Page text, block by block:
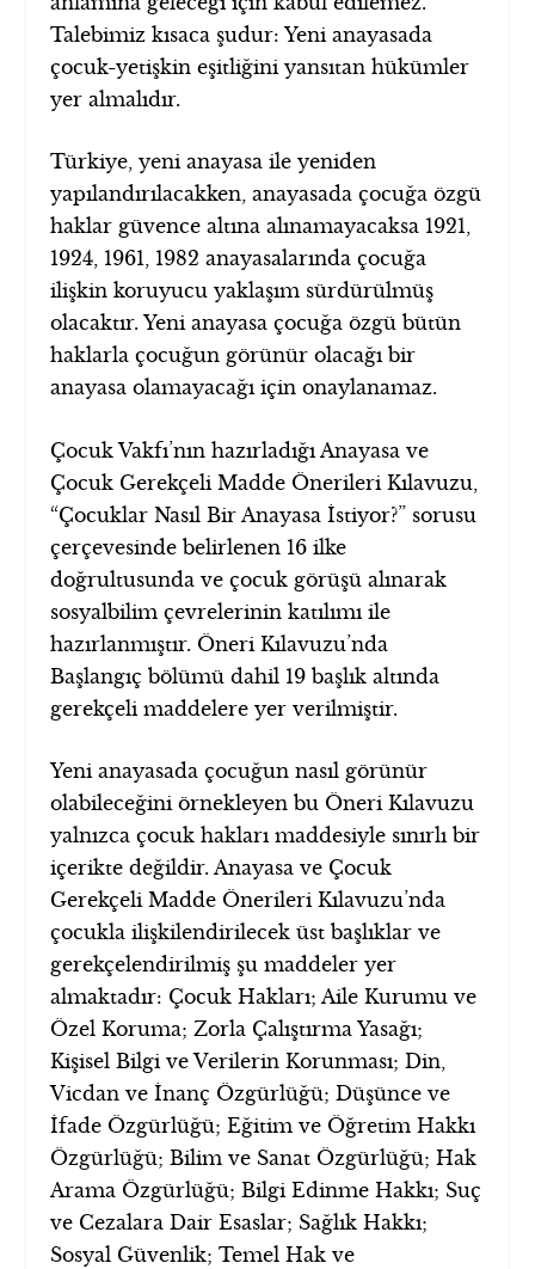
Talebimiz kısaca şudur: Yeni anayasada
çocuk-yetişkin eşitliğini yansıtan hükümler
yer almalıdır.
Türkiye, yeni anayasa ile yeniden
yapılandırılacakken, anayasada çocuğa özgü
haklar güvence altına alınamayacaksa 1921,
1924, 1961, 1982 anayasalarında çocuğa
ilişkin koruyucu yaklaşım sürdürülmüş
olacaktır. Yeni anayasa çocuğa özgü bütün
haklarla çocuğun görünür olacağı bir
anayasa olamayacağı için onaylanamaz.
Çocuk Vakfı’nın hazırladığı Anayasa ve
Çocuk Gerekçeli Madde Önerileri Kılavuzu,
“Çocuklar Nasıl Bir Anayasa İstiyor?” sorusu
çerçevesinde belirlenen 16 ilke
doğrultusunda ve çocuk görüşü alınarak
sosyalbilim çevrelerinin katılımı ile
hazırlanmıştır. Öneri Kılavuzu’nda
Başlangıç bölümü dahil 19 başlık altında
gerekçeli maddelere yer verilmiştir.
Yeni anayasada çocuğun nasıl görünür
olabileceğini örnekleyen bu Öneri Kılavuzu
yalnızca çocuk hakları maddesiyle sınırlı bir
içerikte değildir. Anayasa ve Çocuk
Gerekçeli Madde Önerileri Kılavuzu’nda
çocukla ilişkilendirilecek üst başlıklar ve
gerekçelendirilmiş şu maddeler yer
almaktadır: Çocuk Hakları; Aile Kurumu ve
Özel Koruma; Zorla Çalıştırma Yasağı;
Kişisel Bilgi ve Verilerin Korunması; Din,
Vicdan ve İnanç Özgürlüğü; Düşünce ve
İfade Özgürlüğü; Eğitim ve Öğretim Hakkı
Özgürlüğü; Bilim ve Sanat Özgürlüğü; Hak
Arama Özgürlüğü; Bilgi Edinme Hakkı; Suç
ve Cezalara Dair Esaslar; Sağlık Hakkı;
Sosyal Güvenlik; Temel Hak ve